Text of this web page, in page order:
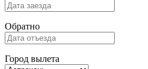
Обратно
Город вылета